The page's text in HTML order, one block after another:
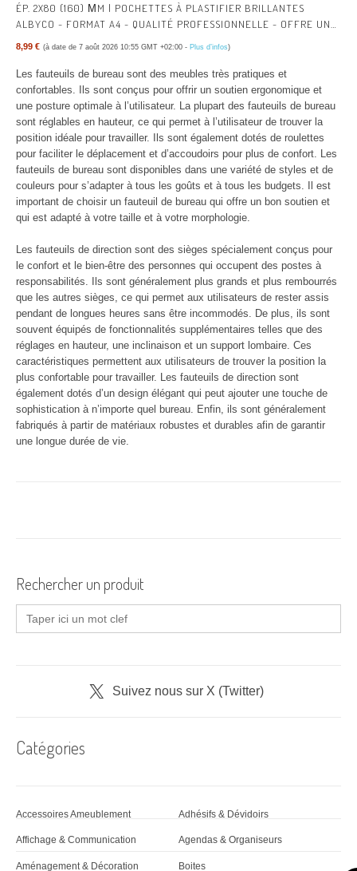
ÉP. 2X80 (160) ΜM | POCHETTES À PLASTIFIER BRILLANTES
ALBYCO - FORMAT A4 - QUALITÉ PROFESSIONNELLE - OFFRE UNE
8,99 € (à date de 7 août 2026 10:55 GMT +02:00 - Plus d’infos)
Les fauteuils de bureau sont des meubles très pratiques et
confortables. Ils sont conçus pour offrir un soutien ergonomique et
une posture optimale à l’utilisateur. La plupart des fauteuils de bureau
sont réglables en hauteur, ce qui permet à l’utilisateur de trouver la
position idéale pour travailler. Ils sont également dotés de roulettes
pour faciliter le déplacement et d’accoudoirs pour plus de confort. Les
fauteuils de bureau sont disponibles dans une variété de styles et de
couleurs pour s’adapter à tous les goûts et à tous les budgets. Il est
important de choisir un fauteuil de bureau qui offre un bon soutien et
qui est adapté à votre taille et à votre morphologie.
Les fauteuils de direction sont des sièges spécialement conçus pour
le confort et le bien-être des personnes qui occupent des postes à
responsabilités. Ils sont généralement plus grands et plus rembourrés
que les autres sièges, ce qui permet aux utilisateurs de rester assis
pendant de longues heures sans être incommodés. De plus, ils sont
souvent équipés de fonctionnalités supplémentaires telles que des
réglages en hauteur, une inclinaison et un support lombaire. Ces
caractéristiques permettent aux utilisateurs de trouver la position la
plus confortable pour travailler. Les fauteuils de direction sont
également dotés d’un design élégant qui peut ajouter une touche de
sophistication à n’importe quel bureau. Enfin, ils sont généralement
fabriqués à partir de matériaux robustes et durables afin de garantir
une longue durée de vie.
Rechercher un produit
Search
for:
Suivez nous sur X (Twitter)
Catégories
Accessoires Ameublement Adhésifs & Dévidoirs
Affichage & Communication Agendas & Organiseurs
Aménagement & Décoration Boites